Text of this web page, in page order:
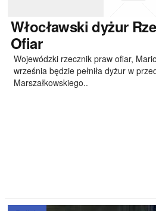
Włocławski dyżur
Ofiar
Wojewódzki rzecznik praw ofiar,
września będzie pełniła dyżur w
Marszałkowskiego..